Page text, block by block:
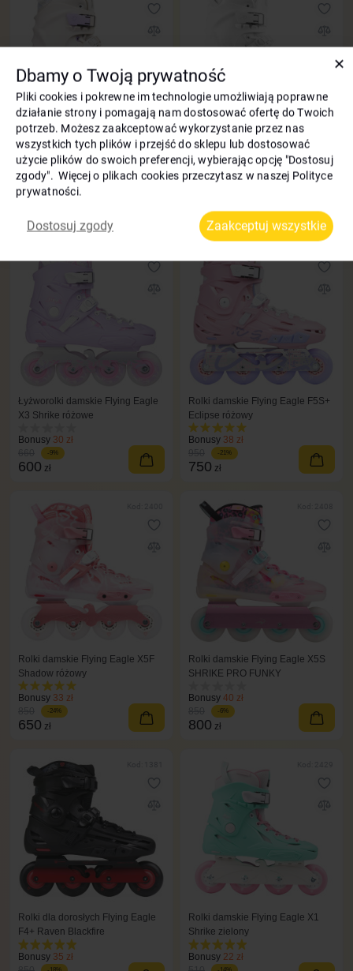
Rolki Flying Eagle X7F Reaver
biały
Bonusy
45 zł
1200
-25%
Rolki Flying Eagle X7F Reaver
biały 2026
Bonusy 45 zł
900zł
Łyżworolki damskie Flying Eagle
X3 Shrike różowe
Bonusy 30 zł
-9%
600 zł
Rolki damskie Flying Eagle F5S+
Eclipse różowy
Bonusy 38 zł
-21%
750 zł
Rolki damskie Flying Eagle X5F
Shadow różowy
Bonusy 33 zł
-24%
650 zł
Rolki damskie Flying Eagle X5S
SHRIKE PRO FUNKY
Bonusy 40 zł
-6%
800 zł
Rolki dla dorosłych Flying Eagle
F4+ Raven Blackfire
Bonusy 35 zł
-18%
Rolki damskie Flying Eagle X1
Shrike zielony
Bonusy 22 zł
-14%
✕
Dbamy o Twoją prywatność
Pliki cookies i pokrewne im technologie umożliwiają poprawne
działanie strony i pomagają nam dostosować ofertę do Twoich
potrzeb. Możesz zaakceptować wykorzystanie przez nas
wszystkich tych plików i przejść do sklepu lub dostosować
użycie plików do swoich preferencji, wybierając opcję "Dostosuj
zgody". Więcej o plikach cookies przeczytasz w naszej Polityce
prywatności.
Dostosuj zgody Zaakceptuj wszystkie